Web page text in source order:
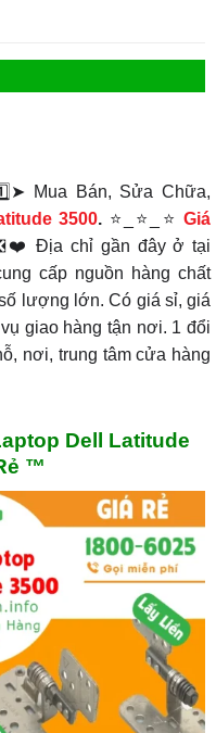
Mua Bán, Sửa Chữa,
3500. ⭐_⭐_⭐Giá
Địa chỉ gần đây ở tại
cấp nguồn hàng chất
lượng lớn. Có giá sỉ, giá
giao hàng tận nơi. 1 đổi
nơi, trung tâm cửa hàng
Dell Latitude
™